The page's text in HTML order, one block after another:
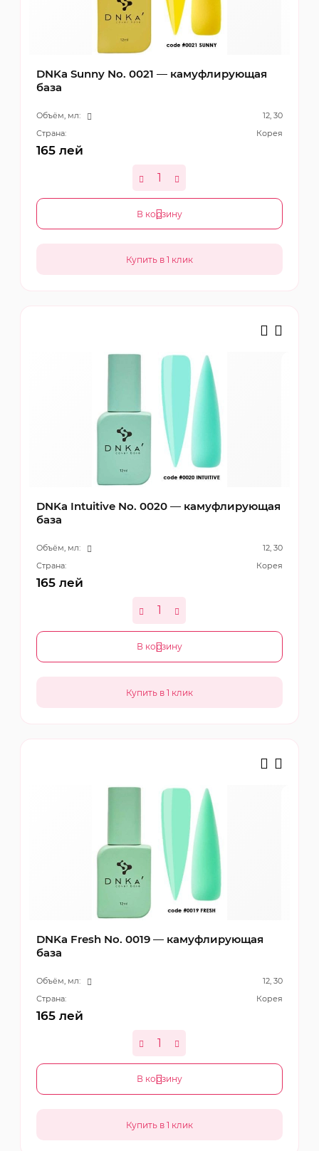
DNKa Sunny No. 0021 — камуфлирующая
база
Объём, мл:
12, 30
Страна:
Корея
165 лей
В корзину
DNKa Intuitive No. 0020 — камуфлирующая
база
Объём, мл:
12, 30
Страна:
Корея
165 лей
В корзину
DNKa Fresh No. 0019 — камуфлирующая
база
Объём, мл:
12, 30
Страна:
Корея
165 лей
В корзину